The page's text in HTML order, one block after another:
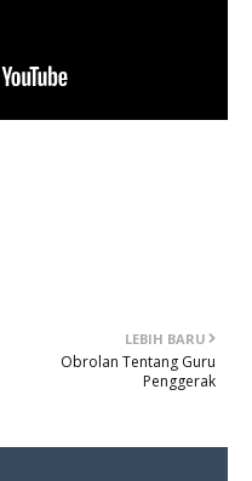
LEBIH BARU
Obrolan Tentang Guru
Penggerak